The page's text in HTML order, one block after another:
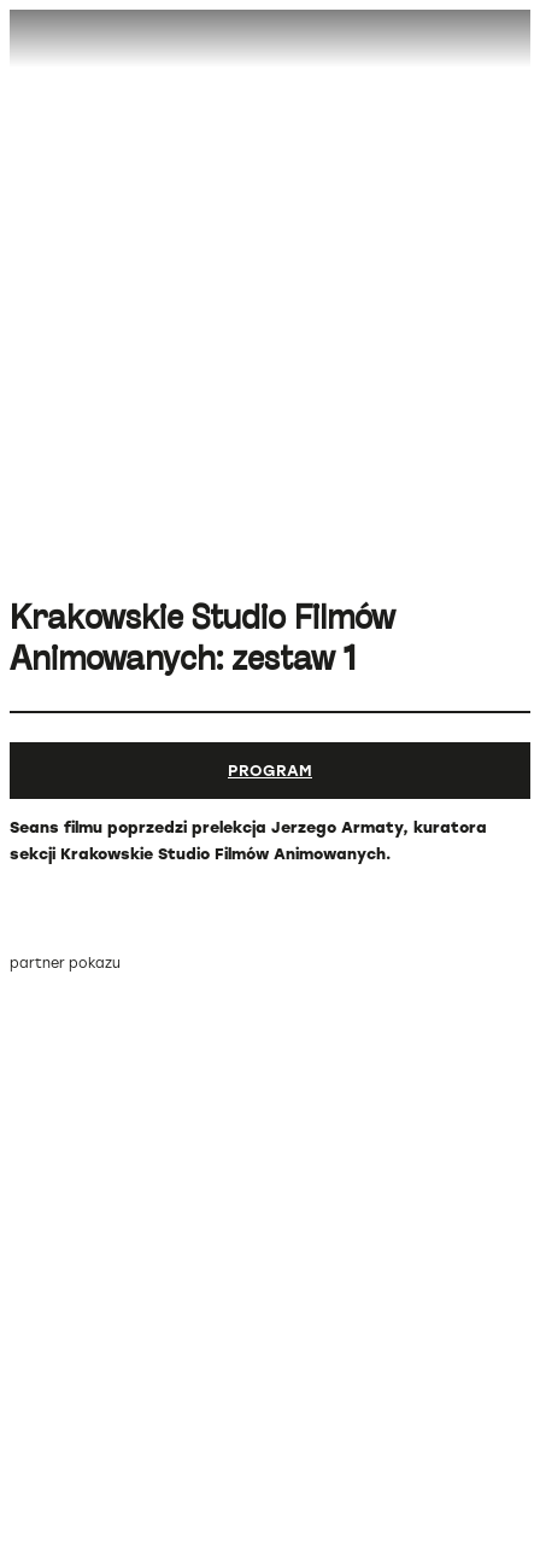
Krakowskie Studio Filmów
Animowanych: zestaw 1
PROGRAM
Seans filmu poprzedzi prelekcja Jerzego Armaty, kuratora
sekcji Krakowskie Studio Filmów Animowanych.
partner pokazu